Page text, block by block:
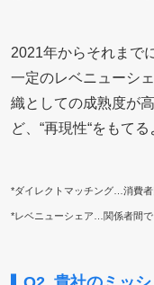
2021年からそれまで
一定のレベニューシ
織としての成熟度が
ど、“再現性“をもて
*ダイレクトマッチング…消費
*レベニューシェア…関係者間